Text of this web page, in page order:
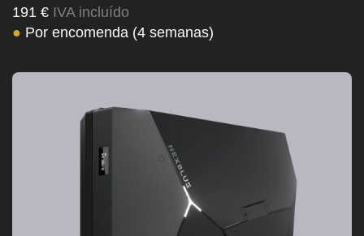
191 € IVA incluído
● Por encomenda (4 semanas)